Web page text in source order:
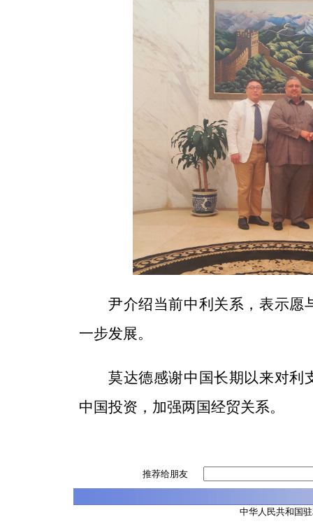
尹介绍当前中利关系，表示愿
一步发展。
莫达德感谢中国长期以来对利
中国投资，加强两国经贸关系。
推荐给朋友
中华人民共和国